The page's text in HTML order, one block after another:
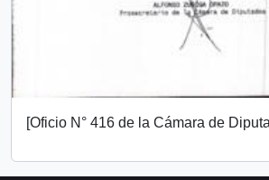
[Oficio N° 416 de la Cámara de